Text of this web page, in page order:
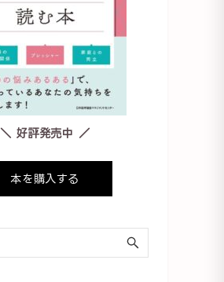
＼ 好評発売中 ／
本を購入する